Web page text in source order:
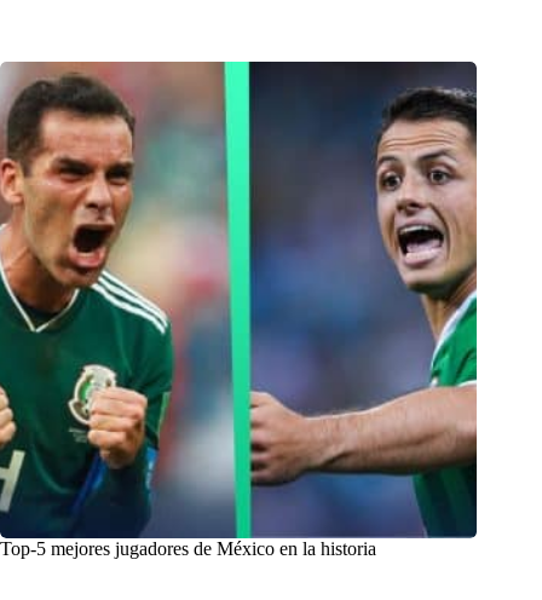
Top-5 mejores jugadores de México en la historia